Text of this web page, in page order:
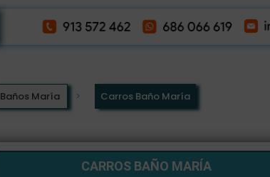
Baños María Carros Baño María
CARROS BAÑO MARÍA